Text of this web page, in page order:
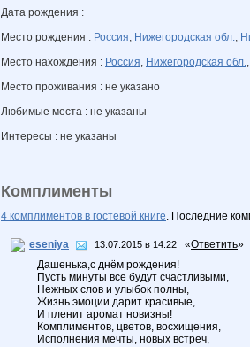
Дата рождения :
Место рождения : Россия, Нижегородская обл.,
Место нахождения : Россия, Нижегородская обл.,
Место проживания : не указано
Любимые места : не указаны
Интересы : не указаны
Комплименты
4 комплиментов в гостевой книге. Последние
eseniya 13.07.2015 в 14:22 «Ответить»
Дашенька,с днём рождения!
Пусть минуты все будут счастливыми,
Нежных слов и улыбок полны,
Жизнь эмоции дарит красивые,
И пленит аромат новизны!
Комплиментов, цветов, восхищения,
Исполнения мечты, новых встреч,